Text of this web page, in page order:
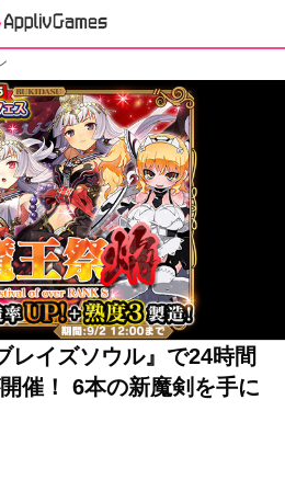
レイズソウル』で24時間
催！ 6本の新魔剣を手に